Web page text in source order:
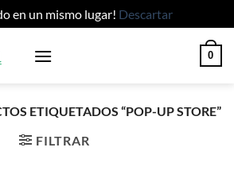
en un mismo lugar! Descartar
0
ETIQUETADOS “POP-UP STORE”
FILTRAR